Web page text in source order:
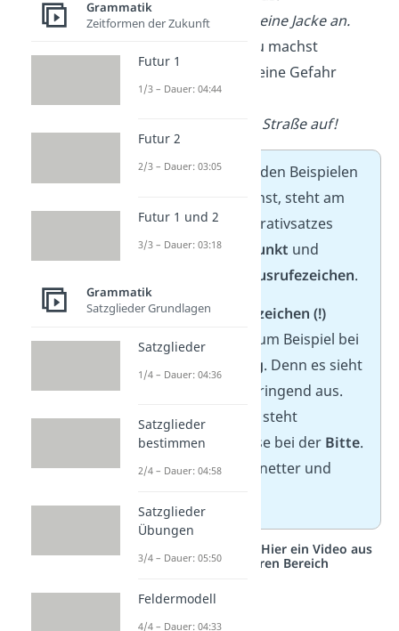
➡️Ziehbesser eine Jacke an.
— Du machst
jemanden auf eine Gefahr
aufmerksam.
auf die Straße auf!
Tipp:Wie du bei den Beispielen
oben sehen kannst, steht am
Ende eines Imperativsatzes
manchmal ein
Punkt und
Ausrufezeichen.
Das Ausrufezeichen (!)
nimmst du zum Beispiel bei
Warnung. Denn es sieht
besonders dringend aus.
Der Punkt (.)
steht
beispielsweise bei der Bitte.
Er klingt viel netter und
Studyflix vernetzt: Hier ein Video aus
einem anderen Bereich
Grammatik
Zeitformen der Zukunft
Futur 1
1/3 – Dauer: 04:44
Futur 2
2/3 – Dauer: 03:05
Futur 1 und 2
3/3 – Dauer: 03:18
Grammatik
Satzglieder Grundlagen
Satzglieder
1/4 – Dauer: 04:36
Satzglieder
bestimmen
2/4 – Dauer: 04:58
Satzglieder
Übungen
3/4 – Dauer: 05:50
Feldermodell
4/4 – Dauer: 04:33